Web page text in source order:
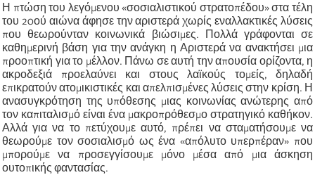
Η πτώση του λεγόμενου «σοσιαλιστικού στρατοπέδου» στα τέλη
του 20ού αιώνα άφησε την αριστερά χωρίς εναλλακτικές λύσεις
που θεωρούνταν κοινωνικά βιώσιμες. Πολλά γράφονται σε
καθημερινή βάση για την ανάγκη η Αριστερά να ανακτήσει μια
προοπτική για το μέλλον. Πάνω σε αυτή την απουσία ορίζοντα, η
ακροδεξιά προελαύνει και στους λαϊκούς τομείς, δηλαδή
επικρατούν ατομικιστικές και απελπισμένες λύσεις στην κρίση. Η
ανασυγκρότηση της υπόθεσης μιας κοινωνίας ανώτερης από
τον καπιταλισμό είναι ένα μακροπρόθεσμο στρατηγικό καθήκον.
Αλλά για να το πετύχουμε αυτό, πρέπει να σταματήσουμε να
θεωρούμε τον σοσιαλισμό ως ένα «απόλυτο υπερπέραν» που
μπορούμε να προσεγγίσουμε μόνο μέσα από μια άσκηση
ουτοπικής φαντασίας.